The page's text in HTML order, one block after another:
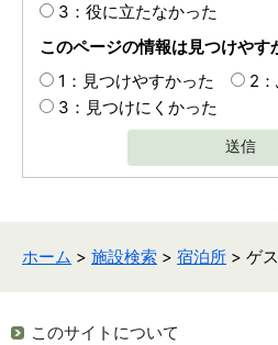
3：役に立たなかった
このページの情報は見つけやす
1：見つけやすかった
2
3：見つけにくかった
送信
ホーム > 施設検索 > 宿泊所 > ゲ
このサイトについて